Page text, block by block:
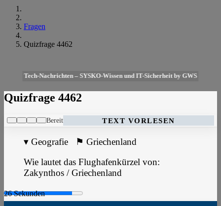
Fragen
Quizfrage 4462
Tech-Nachrichten – SYSKO-Wissen und IT-Sicherheit by GWS
Quizfrage 4462
Bereit TEXT VORLESEN
▾ Geografie ⚑ Griechenland
Wie lautet das Flughafenkürzel von:
Zakynthos / Griechenland